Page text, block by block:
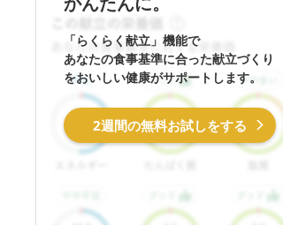
「らくらく献立」機能で
あなたの食事基準に合った献立づくり
をおいしい健康がサポートします。
2週間の無料お試しをする